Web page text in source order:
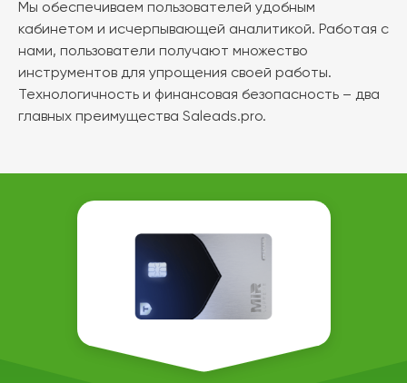
Мы обеспечиваем пользователей удобным
кабинетом и исчерпывающей аналитикой. Работая с
нами, пользователи получают множество
инструментов для упрощения своей работы.
Технологичность и финансовая безопасность – два
главных преимущества Saleads.pro.